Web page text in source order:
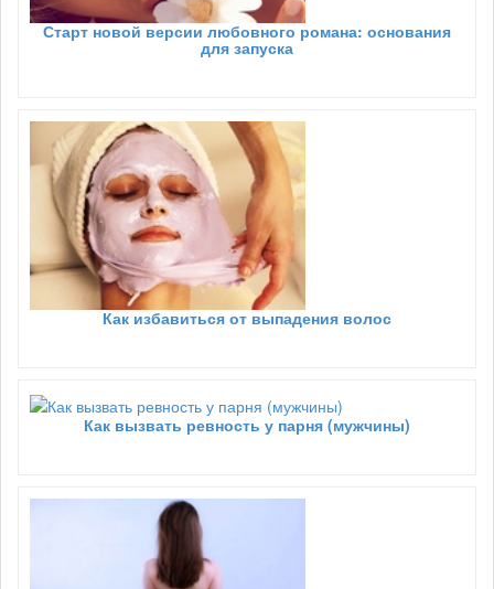
Старт новой версии любовного романа: основания
для запуска
Как избавиться от выпадения волос
Как вызвать ревность у парня (мужчины)